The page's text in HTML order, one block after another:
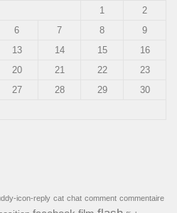
1
2
6 7 8
9
13 14 15
16
20 21 22
23
27 28 29
30
icon-reply cat chat comment commentaire